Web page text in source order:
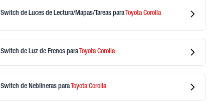
Switch de Luces de Lectura/Mapas/Tareas para ToyotaCorolla
Switch de Luz de Frenos para ToyotaCorolla
Switch de Neblineras para ToyotaCorolla